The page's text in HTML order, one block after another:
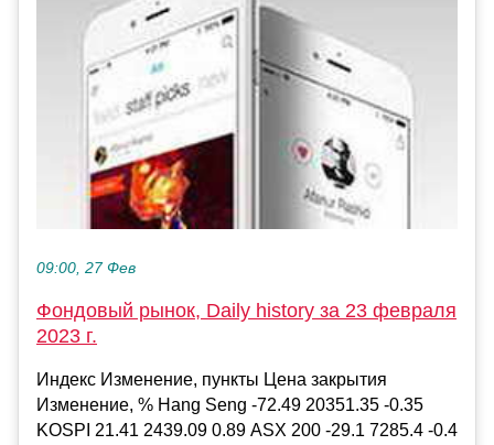
09:00, 27 Фев
Фондовый рынок, Daily history за 23 февраля
2023 г.
Индекс Изменение, пункты Цена закрытия
Изменение, % Hang Seng -72.49 20351.35 -0.35
KOSPI 21.41 2439.09 0.89 ASX 200 -29.1 7285.4 -0.4